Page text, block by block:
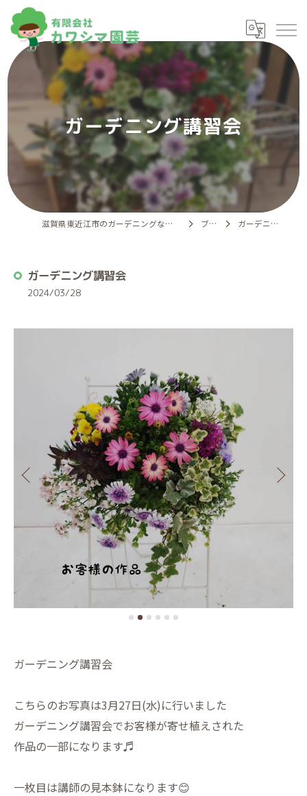
ガーデニング講習会
滋賀県東近江市のガーデニングなら有限会社カワシマ園芸 ブログ ガーデニング講習会
ガーデニング講習会
2024/03/28
ガーデニング講習会
こちらのお写真は3月27日(水)に行いました
ガーデニング講習会でお客様が寄せ植えされた
作品の一部になります♬
一枚目は講師の見本鉢になります😊